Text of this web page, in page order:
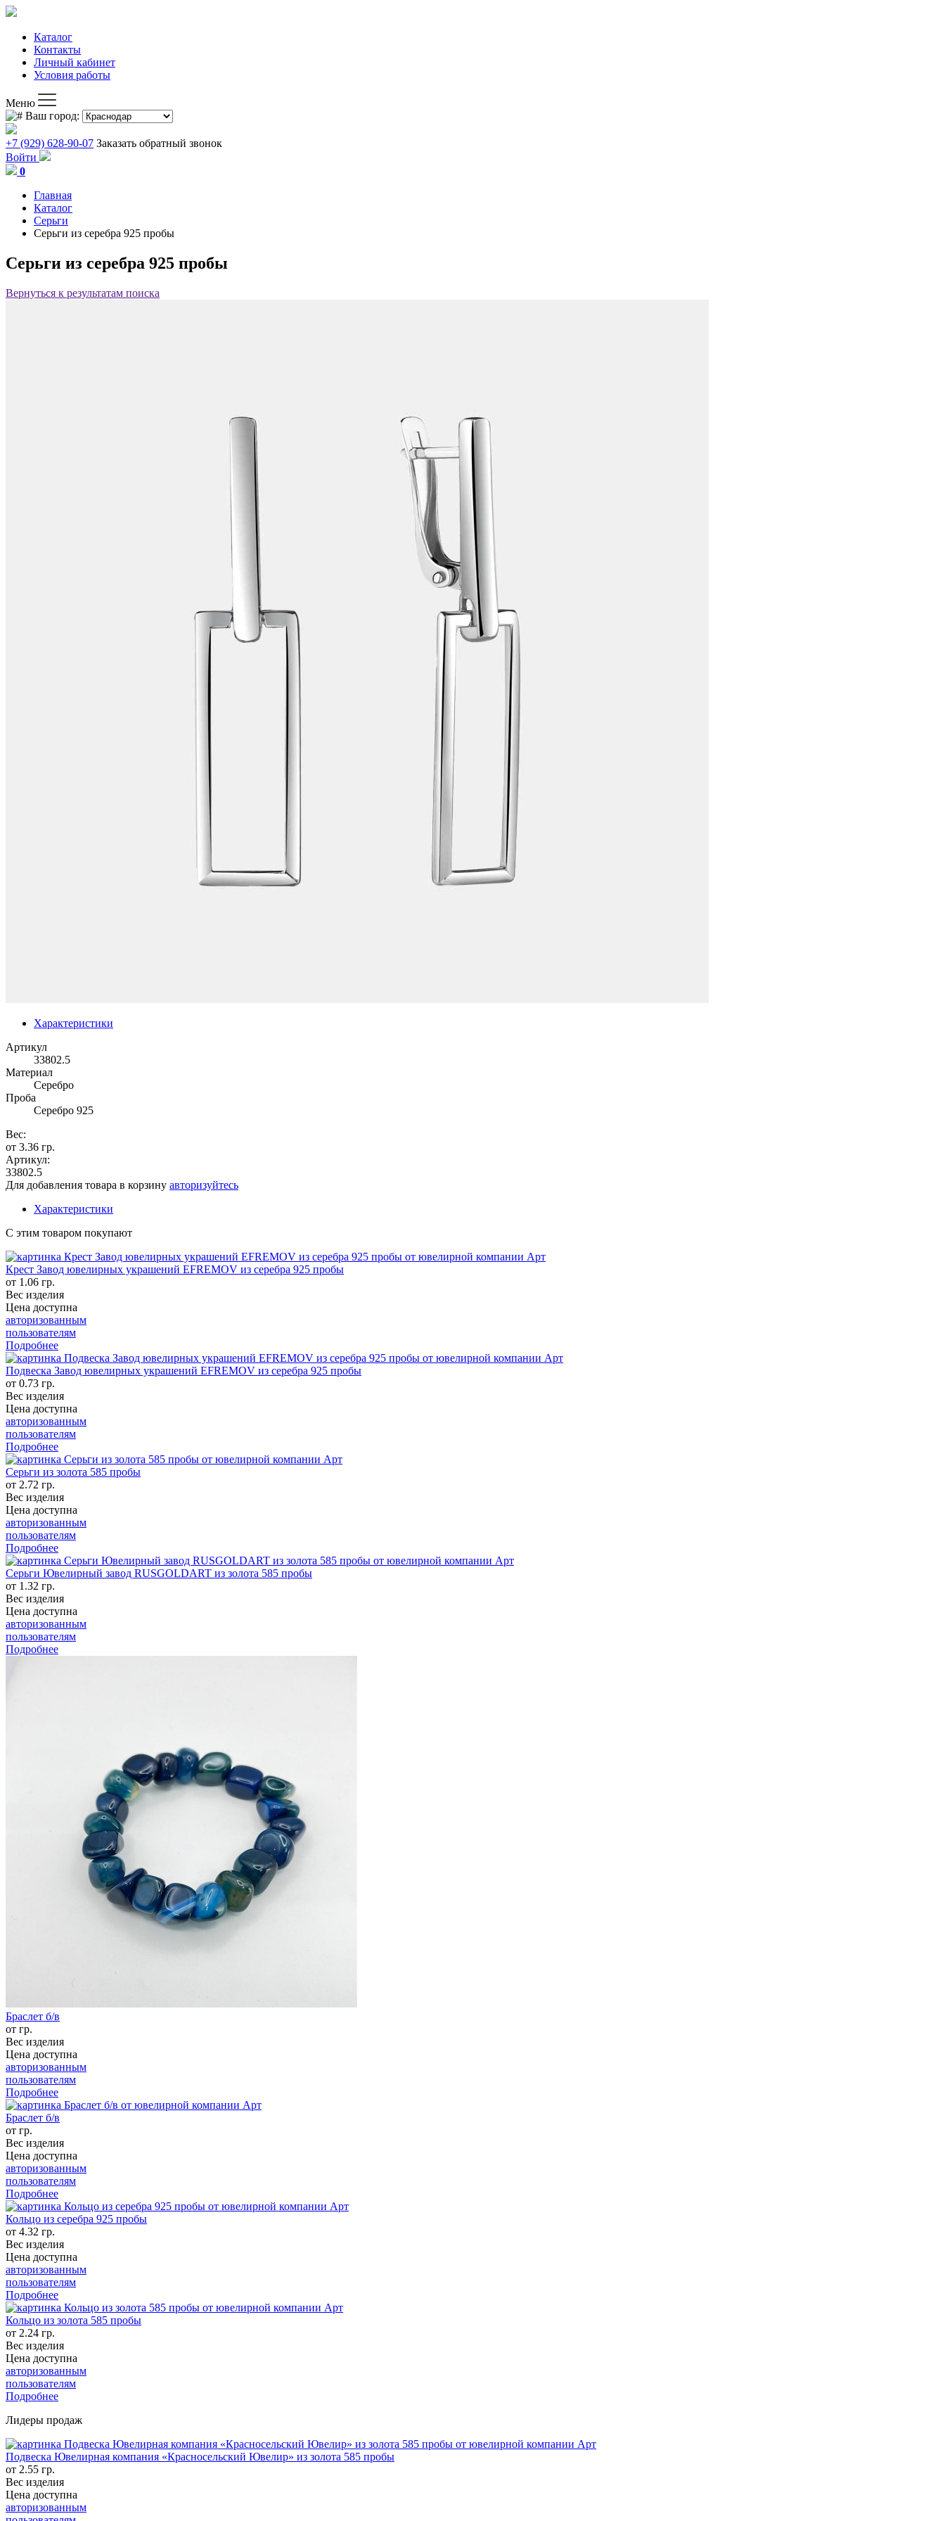
Каталог
Контакты
Личный кабинет
Условия работы
Меню
Ваш город:
+7 (929) 628-90-07 Заказать обратный звонок
Войти
0
Главная
Каталог
Серьги
Серьги из серебра 925 пробы
Серьги из серебра 925 пробы
Вернуться к результатам поиска
Характеристики
Артикул
33802.5
Материал
Серебро
Проба
Серебро 925
Вес:
от 3.36 гр.
Артикул:
33802.5
Для добавления товара в корзину авторизуйтесь
Характеристики
С этим товаром покупают
Крест Завод ювелирных украшений EFREMOV из серебра 925 пробы
от 1.06 гр.
Вес изделия
Цена доступна
авторизованным
пользователям
Подробнее
Подвеска Завод ювелирных украшений EFREMOV из серебра 925 пробы
от 0.73 гр.
Вес изделия
Цена доступна
авторизованным
пользователям
Подробнее
Серьги из золота 585 пробы
от 2.72 гр.
Вес изделия
Цена доступна
авторизованным
пользователям
Подробнее
Серьги Ювелирный завод RUSGOLDART из золота 585 пробы
от 1.32 гр.
Вес изделия
Цена доступна
авторизованным
пользователям
Подробнее
Браслет б/в
от гр.
Вес изделия
Цена доступна
авторизованным
пользователям
Подробнее
Браслет б/в
от гр.
Вес изделия
Цена доступна
авторизованным
пользователям
Подробнее
Кольцо из серебра 925 пробы
от 4.32 гр.
Вес изделия
Цена доступна
авторизованным
пользователям
Подробнее
Кольцо из золота 585 пробы
от 2.24 гр.
Вес изделия
Цена доступна
авторизованным
пользователям
Подробнее
Лидеры продаж
Подвеска Ювелирная компания «Красносельский Ювелир» из золота 585 пробы
от 2.55 гр.
Вес изделия
Цена доступна
авторизованным